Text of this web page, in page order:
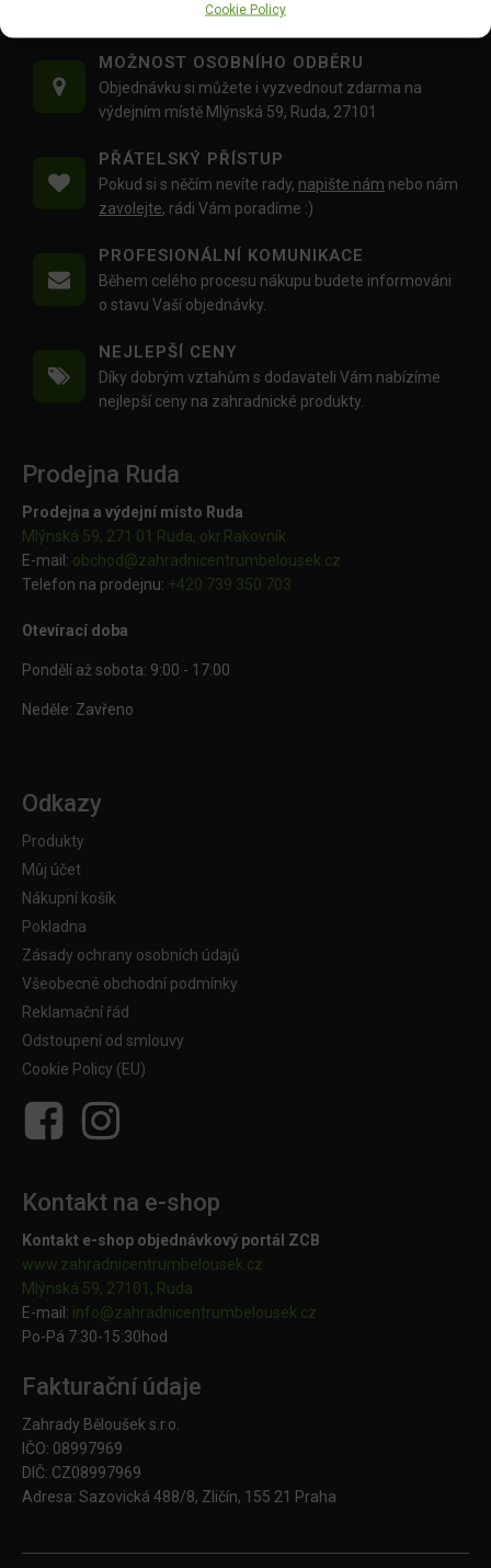
Cookie Policy
realizacích zahrad.
MOŽNOST OSOBNÍHO ODBĚRU
Objednávku si můžete i vyzvednout zdarma na
výdejním místě Mlýnská 59, Ruda, 27101
PŘÁTELSKÝ PŘÍSTUP
Pokud si s něčím nevíte rady, napište nám nebo nám
zavolejte, rádi Vám poradíme :)
PROFESIONÁLNÍ KOMUNIKACE
Během celého procesu nákupu budete informováni
o stavu Vaší objednávky.
NEJLEPŠÍ CENY
Díky dobrým vztahům s dodavateli Vám nabízíme
nejlepší ceny na zahradnické produkty.
Prodejna Ruda
Prodejna a výdejní místo Ruda
Mlýnská 59, 271 01 Ruda, okr.Rakovník
E-mail: obchod@zahradnicentrumbelousek.cz
Telefon na prodejnu: +420 739 350 703
Otevírací doba
Pondělí až sobota: 9:00 - 17:00
Neděle: Zavřeno
Odkazy
Produkty
Můj účet
Nákupní košík
Pokladna
Zásady ochrany osobních údajů
Všeobecné obchodní podmínky
Reklamační řád
Odstoupení od smlouvy
Cookie Policy (EU)
Kontakt na e-shop
Kontakt e-shop objednávkový portál ZCB
www.zahradnicentrumbelousek.cz
Mlýnská 59, 27101, Ruda
E-mail: info@zahradnicentrumbelousek. cz
Po-Pá 7:30-15:30hod
Fakturační údaje
Zahrady Běloušek s.r.o.
IČO: 08997969
DIČ: CZ08997969
Adresa: Sazovická 488/8, Zličín, 155 21 Praha